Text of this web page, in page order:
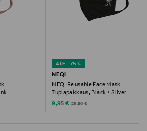
ALE –75%
NEQI
NEQI Reusable Face Mask
Tuplapakkaus, Black + Silver
Discounted Price
9,95 € Original Price
39,80 €